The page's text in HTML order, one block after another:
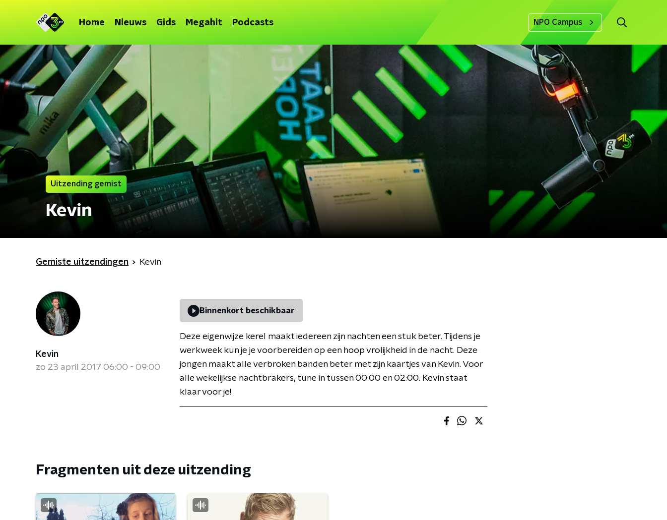
Home Nieuws Gids Megahit Podcasts NPO Campus
Uitzending gemist
Kevin
Gemiste uitzendingen Kevin
Kevin
zo 23 april 2017 06:00 - 09:00
Binnenkort beschikbaar
Deze eigenwijze kerel maakt iedereen zijn nachten een stuk beter. Tijdens je
werkweek kun je je voorbereiden op een hoop vrolijkheid in de nacht. Deze
jongen maakt alle verbroken banden beter met zijn kaartjes van Kevin. Voor
alle wekelijkse nachtbrakers, tune in tussen 00:00 en 02:00. Kevin staat
klaar voor je!
Fragmenten uit deze uitzending